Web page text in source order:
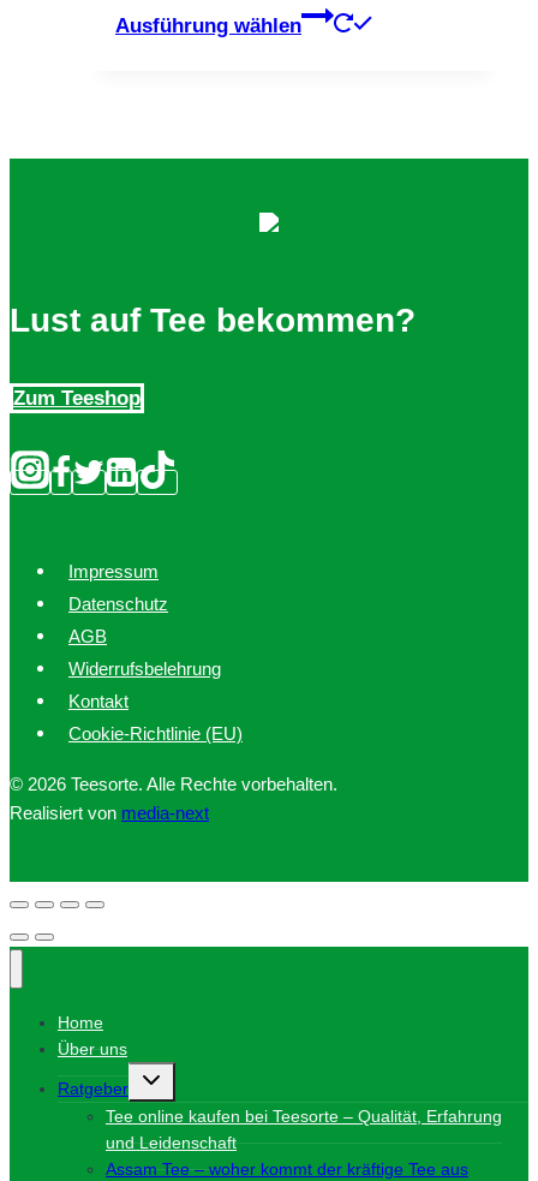
€8,90
Ausführung wählen
Dieses
der
Lust auf Tee bekommen?
Zum Teeshop
Impressum
Datenschutz
AGB
Widerrufsbelehrung
Kontakt
Cookie-Richtlinie (EU)
© 2026 Teesorte. Alle Rechte vorbehalten.
Realisiert von media-next
Home
Über uns
Ratgeber
Untermenü
Tee online kaufen bei Teesorte – Qualität, Erfahrung
und Leidenschaft
Assam Tee – woher kommt der kräftige Tee aus